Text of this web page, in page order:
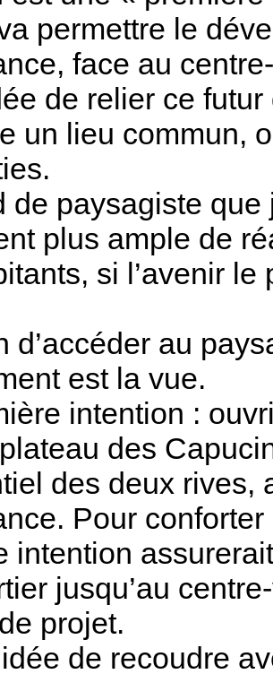
permettre le
face au
de relier ce
un lieu commun,
de paysagiste que
plus ample de
si l’avenir
d’accéder au
est la vue.
intention :
des
des deux rives,
Pour
intention
jusqu’au
projet.
de recoudre